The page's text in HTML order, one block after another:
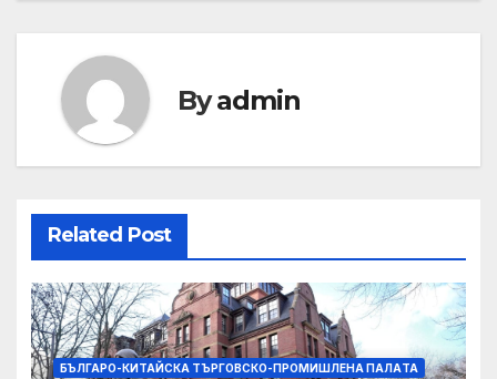
Byadmin
Related Post
БЪЛГАРО-КИТАЙСКА ТЪРГОВСКО-ПРОМИШЛЕНА ПАЛAТА